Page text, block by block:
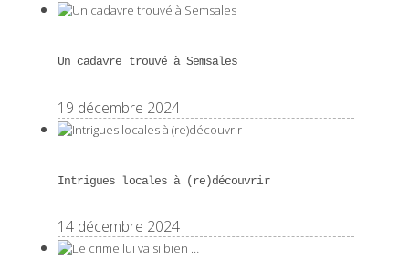
Un cadavre trouvé à Semsales
19 décembre 2024
Intrigues locales à (re)découvrir
14 décembre 2024